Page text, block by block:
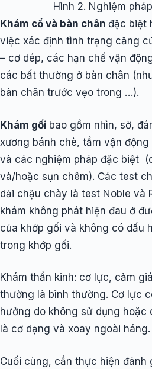
Hình 2. Nghiệm
Khám cổ và bàn chân đặc biệt
việc xác định tình trạng căng
– cơ dép, các hạn chế vận
các bất thường ở bàn chân
bàn chân trước vẹo trong …).
Khám gối bao gồm nhìn, sờ,
xương bánh chè, tầm vận
và các nghiệm pháp đặc biệt
và/hoặc sụn chêm). Các test
dải chậu chày là test Noble và
khám không phát hiện đau ở
của khớp gối và không có dấu
trong khớp gối.
Khám thần kinh: cơ lực, cảm
thường là bình thường. Cơ lực
hưởng do không sử dụng hoặc
là cơ dạng và xoay ngoài háng.
Cuối cùng, cần thực hiện đánh